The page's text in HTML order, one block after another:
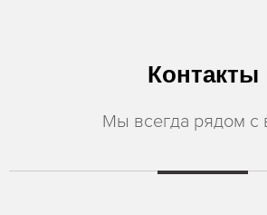
Контакты
Мы всегда рядом с